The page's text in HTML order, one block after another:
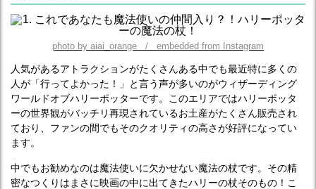
photo by aiai_orange / embedded from Instagram
人気があるアトラクションがたくさんある中でも最近特に多くの
人が「行ってよかった！」と言う声が多いのがウィザーディング
ワールドオブハリーポッターです。このエリアではハリーポッタ
ーの世界観がバッチリ再現されているお土産がたくさん販売され
ており、ファンの間でもそのクオリティの高さが好評になってい
ます。
中でもお勧めなのは魔法使いに欠かせない魔法の杖です。その精
密なつくりはまさに映画の中に出てきたハリーの杖そのもの！こ